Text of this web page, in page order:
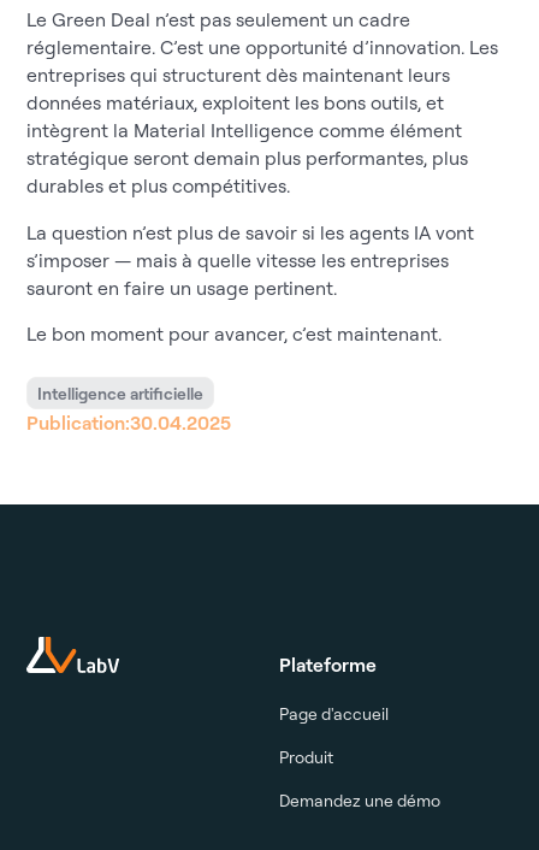
Le Green Deal n’est pas seulement un cadre
réglementaire. C’est une opportunité d’innovation. Les
entreprises qui structurent dès maintenant leurs
données matériaux, exploitent les bons outils, et
intègrent la Material Intelligence comme élément
stratégique seront demain plus performantes, plus
durables et plus compétitives.
La question n’est plus de savoir si les agents IA vont
s’imposer — mais à quelle vitesse les entreprises
sauront en faire un usage pertinent.
Le bon moment pour avancer, c’est maintenant.
Intelligence artificielle
Publication:30.04.2025
Plateforme
Page d'accueil
Produit
Demandez une démo